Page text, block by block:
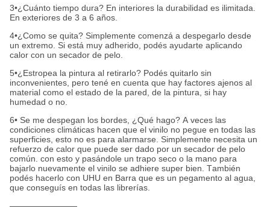
3•¿Cuánto tiempo dura? En interiores la durabilidad es ilimitada.
En exteriores de 3 a 6 años.
4•¿Como se quita? Simplemente comenzá a despegarlo desde
un extremo. Si está muy adherido, podés ayudarte aplicando
calor con un secador de pelo.
5•¿Estropea la pintura al retirarlo? Podés quitarlo sin
inconvenientes, pero tené en cuenta que hay factores ajenos al
material como el estado de la pared, de la pintura, si hay
humedad o no.
6• Se me despegan los bordes, ¿Qué hago? A veces las
condiciones climáticas hacen que el vinilo no pegue en todas las
superficies, esto no es para alarmarse. Simplemente necesita un
refuerzo de calor que puede ser dado por un secador de pelo
común. con esto y pasándole un trapo seco o la mano para
bajarlo nuevamente el vinilo se adhiere super bien. También
podés hacerlo con UHU en Barra que es un pegamento al agua,
que conseguís en todas las librerías.
————————